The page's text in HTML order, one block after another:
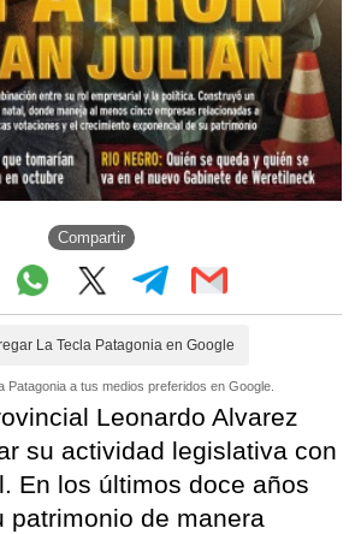
Compartir
La Tecla Patagonia en Google
Patagonia a tus medios preferidos en Google.
Leonardo Alvarez
su actividad legislativa con
En los últimos doce años
patrimonio de manera